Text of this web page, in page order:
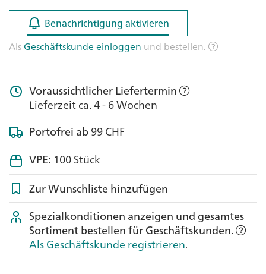
Benachrichtigung aktivieren
Benachrichtigung aktivieren
AlsGeschäftskunde einloggen und bestellen.
Voraussichtlicher Liefertermin
Lieferzeit ca. 4 - 6 Wochen
Portofrei ab99 CHF
VPE: 100 Stück
Zur Wunschliste hinzufügen
Spezialkonditionen anzeigen und gesamtes
Sortiment bestellen für Geschäftskunden.
Als Geschäftskunde registrieren.